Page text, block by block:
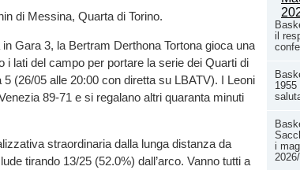
il
1955
i
di Messina, Quarta di Torino.
Gara 3, la Bertram Derthona Tortona gioca una
i lati del campo per portare la serie dei Quarti di
(26/05 alle 20:00 con diretta su LBATV). I Leoni
89-71 e si regalano altri quaranta minuti
straordinaria dalla lunga distanza da
tirando 13/25 (52.0%) dall’arco. Vanno tutti a